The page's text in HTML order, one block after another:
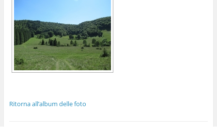
Ritorna all’album delle foto